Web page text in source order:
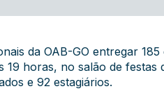
da OAB-GO entregar
horas, no salão de
e 92 estagiários.